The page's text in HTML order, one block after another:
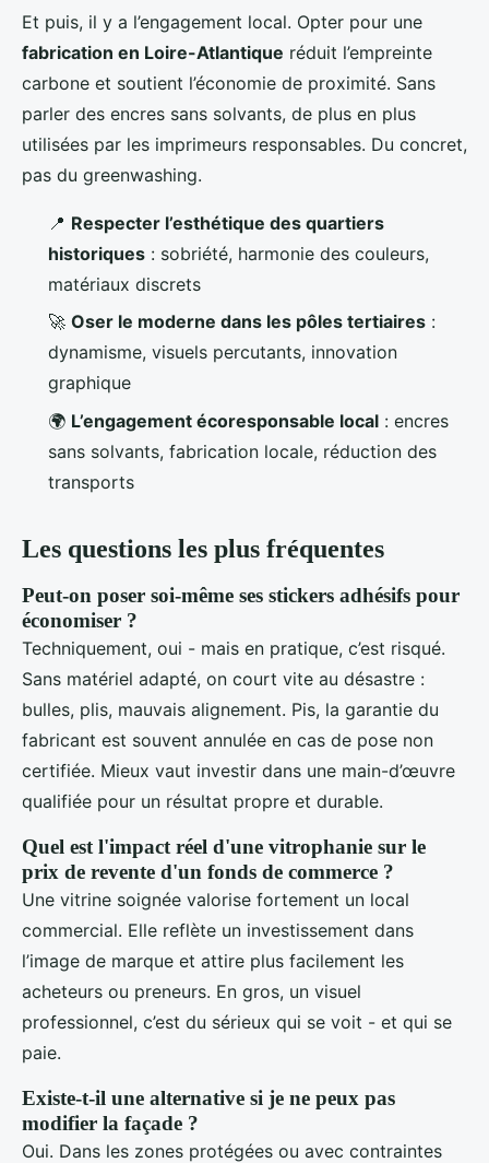
Et puis, il y a l’engagement local. Opter pour une
fabrication en Loire-Atlantique réduit l’empreinte
carbone et soutient l’économie de proximité. Sans
parler des encres sans solvants, de plus en plus
utilisées par les imprimeurs responsables. Du concret,
pas du greenwashing.
📍 Respecter l’esthétique des quartiers
historiques : sobriété, harmonie des couleurs,
matériaux discrets
🚀 Oser le moderne dans les pôles tertiaires :
dynamisme, visuels percutants, innovation
graphique
🌍 L’engagement écoresponsable local : encres
sans solvants, fabrication locale, réduction des
transports
Les questions les plus fréquentes
Peut-on poser soi-même ses stickers adhésifs pour
économiser ?
Techniquement, oui - mais en pratique, c’est risqué.
Sans matériel adapté, on court vite au désastre :
bulles, plis, mauvais alignement. Pis, la garantie du
fabricant est souvent annulée en cas de pose non
certifiée. Mieux vaut investir dans une main-d’œuvre
qualifiée pour un résultat propre et durable.
Quel est l'impact réel d'une vitrophanie sur le
prix de revente d'un fonds de commerce ?
Une vitrine soignée valorise fortement un local
commercial. Elle reflète un investissement dans
l’image de marque et attire plus facilement les
acheteurs ou preneurs. En gros, un visuel
professionnel, c’est du sérieux qui se voit - et qui se
paie.
Existe-t-il une alternative si je ne peux pas
modifier la façade ?
Oui. Dans les zones protégées ou avec contraintes